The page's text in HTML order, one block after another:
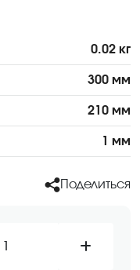
0.02 кг
300 мм
210 мм
1 мм
Поделиться